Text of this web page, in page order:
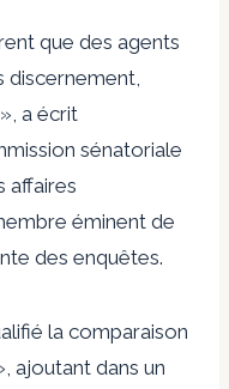
que des agents
discernement,
a écrit
sénatoriale
affaires
éminent de
des enquêtes.
la comparaison
ajoutant dans un